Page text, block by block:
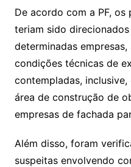
De acordo com a PF,
teriam sido
determinadas
condições técnicas de
contempladas,
área de construção de
empresas de fachada
Além disso, foram
suspeitas envolvendo